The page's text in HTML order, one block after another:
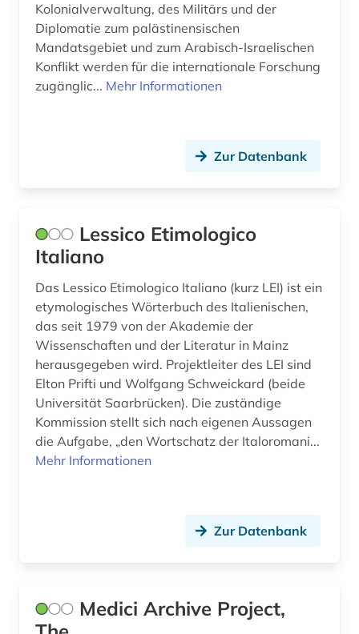
filippo (1)
film (1)
forschungsprojekt (1)
franziszeische landesaufnahme (1)
franziszeischer kataster (1)
französisch (2)
frauengeschichte (1)
frescobaldi (1)
frühe neuzeit (1)
geisteswissenschaften (2)
Kanada (2)
Korea (2)
Kroatien (5)
Litauen (2)
Malta (2)
Mecklenburg-Vorpommern (1)
Mittelamerika (3)
Moldawien (1)
Monaco (2)
Montenegro (2)
Norwegen (4)
Kolonialverwaltung, des Militärs und der
Diplomatie zum palästinensischen
Mandatsgebiet und zum Arabisch-Israelischen
Konflikt werden für die internationale Forschung
zugänglic... Mehr Informationen
Zur Datenbank
Lessico Etimologico
Italiano
Das Lessico Etimologico Italiano (kurz LEI) ist ein
etymologisches Wörterbuch des Italienischen,
das seit 1979 von der Akademie der
Wissenschaften und der Literatur in Mainz
herausgegeben wird. Projektleiter des LEI sind
Elton Prifti und Wolfgang Schweickard (beide
Universität Saarbrücken). Die zuständige
Kommission stellt sich nach eigenen Aussagen
die Aufgabe, „den Wortschatz der Italoromani...
Mehr Informationen
Zur Datenbank
Medici Archive Project,